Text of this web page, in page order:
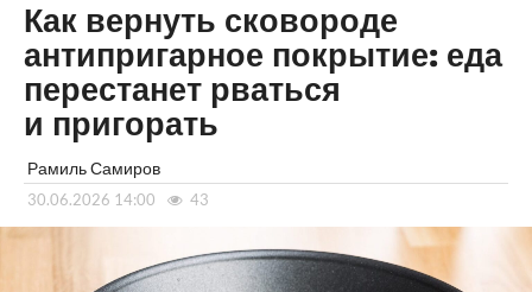
Как вернуть сковороде
антипригарное покрытие: еда
перестанет рваться
и пригорать
Рамиль Самиров
30.06.2026 14:00 43